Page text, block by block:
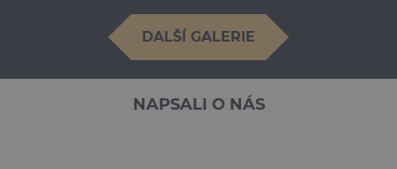
DALŠÍ GALERIE
NAPSALI O NÁS